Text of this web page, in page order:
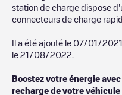
station de charge dispose
connecteurs de charge
Il a été ajouté le 07/01/2021
le 21/08/2022
Boostez votre énergie
recharge de votre